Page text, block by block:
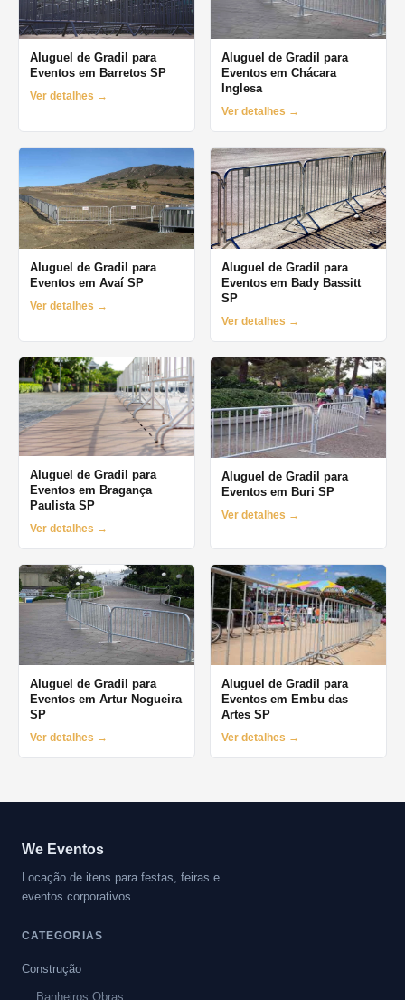
Aluguel de Gradil para
Eventos em Barretos SP
Ver detalhes →
Aluguel de Gradil para
Eventos em Chácara
Inglesa
Ver detalhes →
Aluguel de Gradil para
Eventos em Avaí SP
Ver detalhes →
Aluguel de Gradil para
Eventos em Bady Bassitt
SP
Ver detalhes →
Aluguel de Gradil para
Eventos em Bragança
Paulista SP
Ver detalhes →
Aluguel de Gradil para
Eventos em Buri SP
Ver detalhes →
Aluguel de Gradil para
Eventos em Artur Nogueira
SP
Ver detalhes →
Aluguel de Gradil para
Eventos em Embu das
Artes SP
Ver detalhes →
We Eventos
Locação de itens para festas, feiras e
eventos corporativos
CATEGORIAS
Construção
Banheiros Obras